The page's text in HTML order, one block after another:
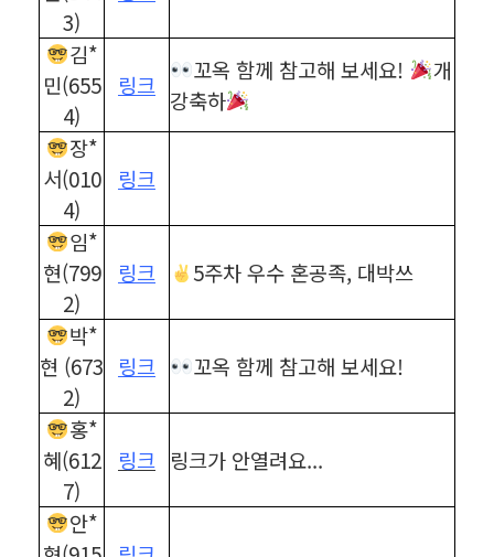
3)
김*
민(655
4)
링크
꼬옥 함께 참고해 보세요!
개
강축하
장*
서(010
4)
링크
임*
현(799
2)
링크 5주차 우수 혼공족, 대박쓰
박*
현 (673
2)
링크 꼬옥 함께 참고해 보세요!
홍*
혜(612
7)
링크 링크가 안열려요...
안*